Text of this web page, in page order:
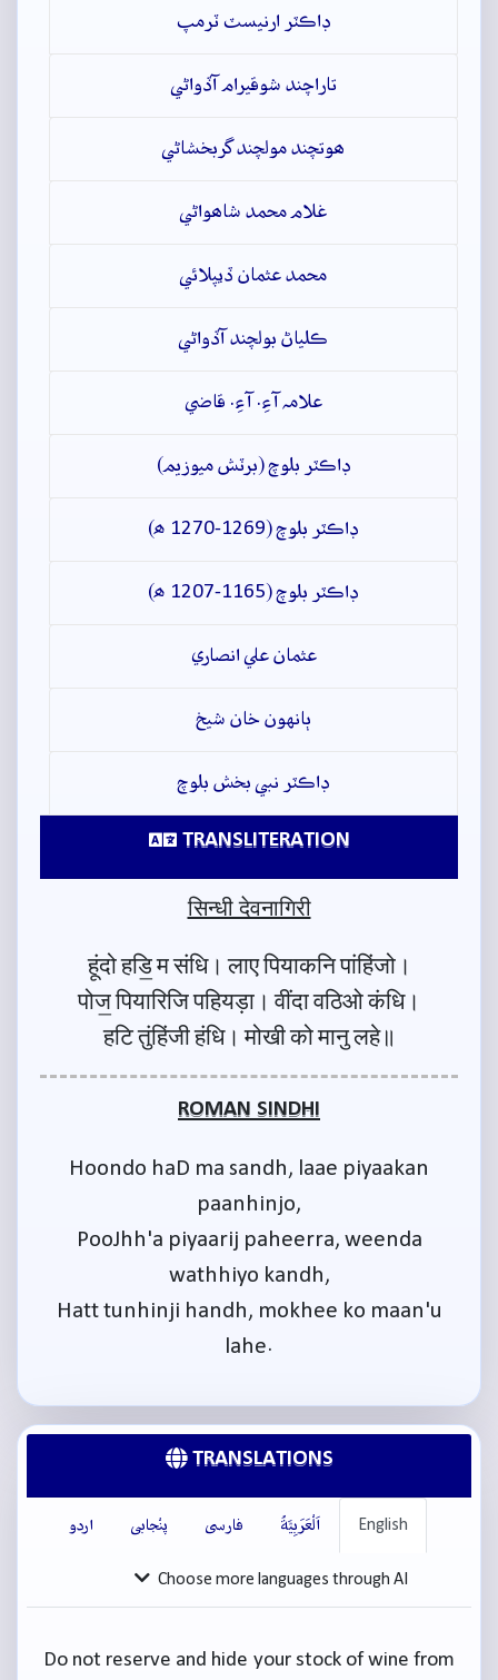
ڊاڪٽر ارنيسٽ ٽرمپ
تاراچند شوقيرام آڏواڻي
ھوتچند مولچند گربخشاڻي
غلام محمد شاھواڻي
محمد عثمان ڏيپلائي
ڪلياڻ بولچند آڏواڻي
علامہ آءِ. آءِ. قاضي
ڊاڪٽر بلوچ (برٽش ميوزيم)
ڊاڪٽر بلوچ (1269-1270 ھ)
ڊاڪٽر بلوچ (1165-1207 ھ)
عثمان علي انصاري
ٻانهون خان شيخ
ڊاڪٽر نبي بخش بلوچ
TRANSLITERATION
सिन्धी देवनागिरी
हूंदो हडि॒ म संधि। लाए पियाकनि पांहिंजो।
पोज॒ पियारिजि पहियड़ा। वींदा वठिओ कंधि।
हटि तुंहिंजी हंधि। मोखी को मानु लहे॥
ROMAN SINDHI
Hoondo haD ma sandh, laae piyaakan
paanhinjo,
PooJhh'a piyaarij paheerra, weenda
wathhiyo kandh,
Hatt tunhinji handh, mokhee ko maan'u
lahe.
TRANSLATIONS
English اَلْعَرَبِيَّةُ فارسی پنْجابی اردو
Choose more languages through AI
Do not reserve and hide your stock of wine from